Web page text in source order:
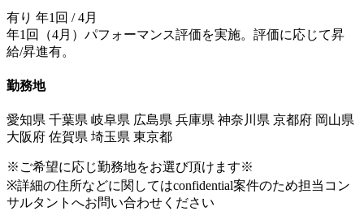
有り 年1回 / 4月
年1回（4月）パフォーマンス評価を実施。評価に応じて昇
給/昇進有。
勤務地
愛知県 千葉県 岐阜県 広島県 兵庫県 神奈川県 京都府 岡山県
大阪府 佐賀県 埼玉県 東京都
※ご希望に応じ勤務地をお選び頂けます※
※詳細の住所などに関してはconfidential案件のため担当コン
サルタントへお問い合わせください